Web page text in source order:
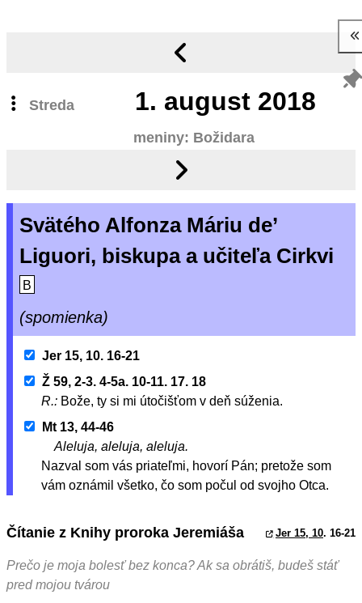
Streda 1. august 2018
meniny: Božidara
Svätého Alfonza Máriu de’
Liguori, biskupa a učiteľa Cirkvi
B
(spomienka)
Jer 15, 10. 16-21
Ž 59, 2-3. 4-5a. 10-11. 17. 18
R.: Bože, ty si mi útočišťom v deň súženia.
Mt 13, 44-46
Aleluja, aleluja, aleluja.
Nazval som vás priateľmi, hovorí Pán; pretože som
vám oznámil všetko, čo som počul od svojho Otca.
Čítanie z Knihy proroka Jeremiáša Jer 15, 10. 16-21
Prečo je moja bolesť bez konca? Ak sa obrátiš, budeš stáť
pred mojou tvárou